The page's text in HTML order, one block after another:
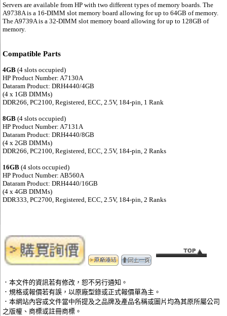
Servers are available from HP with two different types of memory boards. The
A9738A is a 16-DIMM slot memory board allowing for up to 64GB of memory.
The A9739A is a 32-DIMM slot memory board allowing for up to 128GB of
memory.
Compatible Parts
4GB (4 slots occupied)
HP Product Number: A7130A
Dataram Product: DRH4440/4GB
(4 x 1GB DIMMs)
DDR266, PC2100, Registered, ECC, 2.5V, 184-pin, 1 Rank
8GB (4 slots occupied)
HP Product Number: A7131A
Dataram Product: DRH4440/8GB
(4 x 2GB DIMMs)
DDR266, PC2100, Registered, ECC, 2.5V, 184-pin, 2 Ranks
16GB (4 slots occupied)
HP Product Number: AB560A
Dataram Product: DRH4440/16GB
(4 x 4GB DIMMs)
DDR333, PC2700, Registered, ECC, 2.5V, 184-pin, 2 Ranks
．本文件的資訊若有修改，恕不另行通知。
．規格或報價若有誤，以原廠型錄或正式報價單為主。
．本網站內容或文件當中所提及之品牌及產品名稱或圖片均為其原所屬公司
之版權、商標或註冊商標。